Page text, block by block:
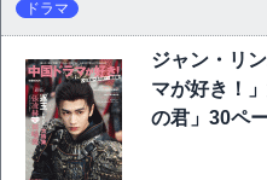
ドラマ
ジャン・リ
マが好き！
の君」30ペ